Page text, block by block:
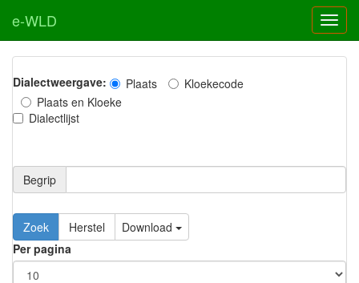
e-WLD
Dialectweergave: Plaats
Kloekecode
Plaats en Kloeke
Dialectlijst
Begrip
Zoek Herstel
Download
Per pagina